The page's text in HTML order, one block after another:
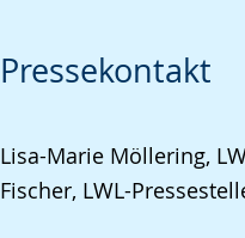
Pressekontakt
Lisa-Marie Möllering,
Fischer, LWL-